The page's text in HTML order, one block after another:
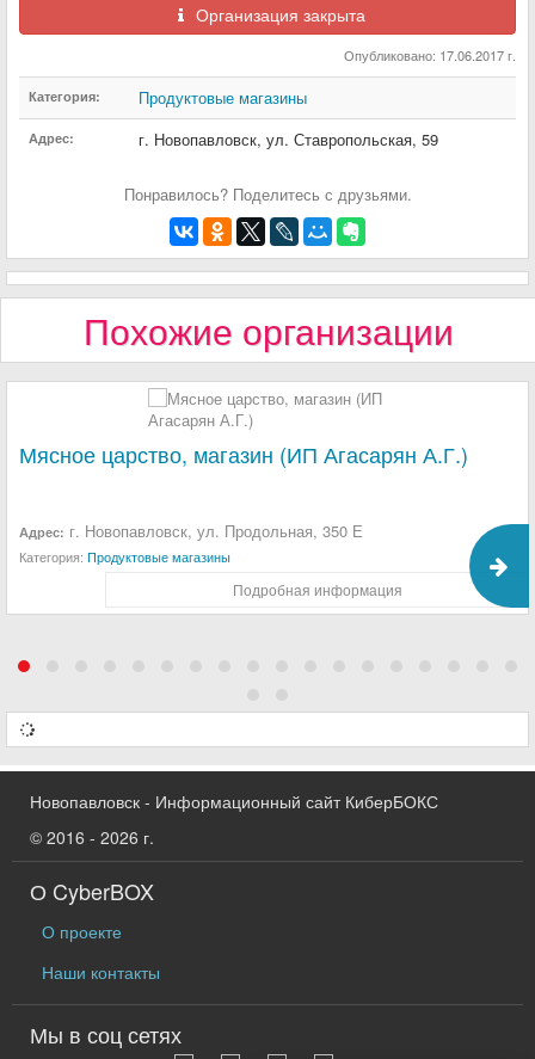
Организация закрыта
Опубликовано: 17.06.2017 г.
Категория: Продуктовые магазины
Адрес: г. Новопавловск, ул. Ставропольская, 59
Понравилось? Поделитесь с друзьями.
Похожие организации
Мясное царство, магазин (ИП Агасарян А.Г.)
Адрес: г. Новопавловск, ул. Продольная, 350 Е
Категория: Продуктовые магазины
Подробная информация
Новопавловск - Информационный сайт КиберБОКС
© 2016 - 2026 г.
О CyberBOX
О проекте
Наши контакты
Мы в соц сетях